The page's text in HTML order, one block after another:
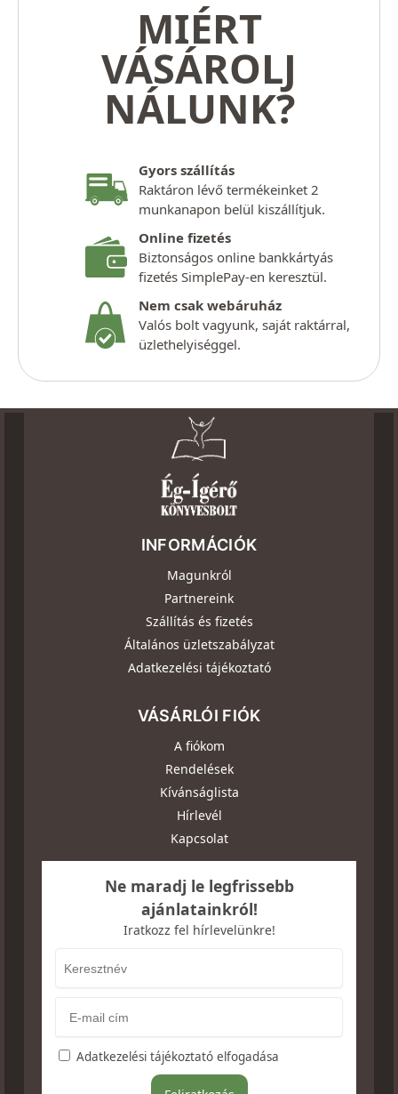
MIÉRT
VÁSÁROLJ
NÁLUNK?
Gyors szállítás
Raktáron lévő termékeinket 2
munkanapon belül kiszállítjuk.
Online fizetés
Biztonságos online bankkártyás
fizetés SimplePay-en keresztül.
Nem csak webáruház
Valós bolt vagyunk, saját raktárral,
üzlethelyiséggel.
INFORMÁCIÓK
Magunkról
Partnereink
Szállítás és fizetés
Általános üzletszabályzat
Adatkezelési tájékoztató
VÁSÁRLÓI FIÓK
A fiókom
Rendelések
Kívánságlista
Hírlevél
Kapcsolat
Ne maradj le legfrissebb
ajánlatainkról!
Iratkozz fel hírlevelünkre!
Adatkezelési tájékoztató elfogadása